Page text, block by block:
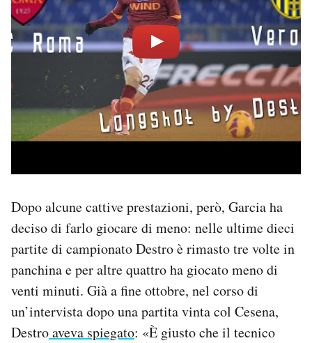
Dopo alcune cattive prestazioni, però, Garcia ha
deciso di farlo giocare di meno: nelle ultime dieci
partite di campionato Destro è rimasto tre volte in
panchina e per altre quattro ha giocato meno di
venti minuti. Già a fine ottobre, nel corso di
un’intervista dopo una partita vinta col Cesena,
Destroaveva spiegato: «È giusto che il tecnico